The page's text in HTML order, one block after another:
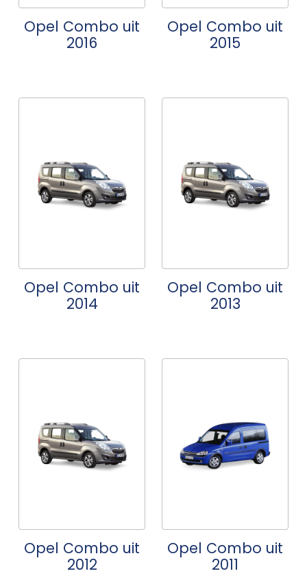
Opel Combo uit
2016
Opel Combo uit
2015
Opel Combo uit
2014
Opel Combo uit
2013
Opel Combo uit
2012
Opel Combo uit
2011